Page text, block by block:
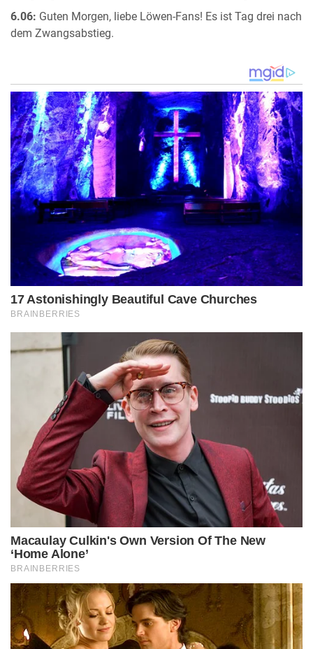
6.06: Guten Morgen, liebe Löwen-Fans! Es ist Tag drei nach
dem Zwangsabstieg.